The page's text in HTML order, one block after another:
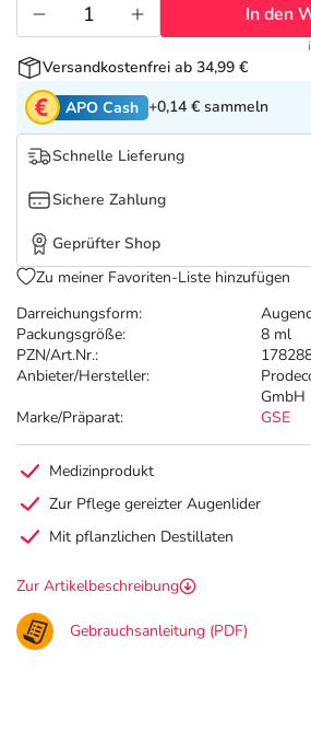
Tierapotheke
Vitamine & Mineralstoffe
Marken
Salus Deals
Darreichungsform:
Packungsgröße:
8 ml
PZN/Art.Nr.:
Anbieter/Hersteller:
GmbH
Marke/Präparat:
GSE
In den
Versandkostenfrei ab 34,99 €
APO Cash +0,14 € sammeln
Schnelle Lieferung
Sichere Zahlung
Geprüfter Shop
Zu meiner Favoriten-Liste hinzufügen
Medizinprodukt
Zur Pflege gereizter Augenlider
Mit pflanzlichen Destillaten
Zur Artikelbeschreibung
Gebrauchsanleitung (PDF)